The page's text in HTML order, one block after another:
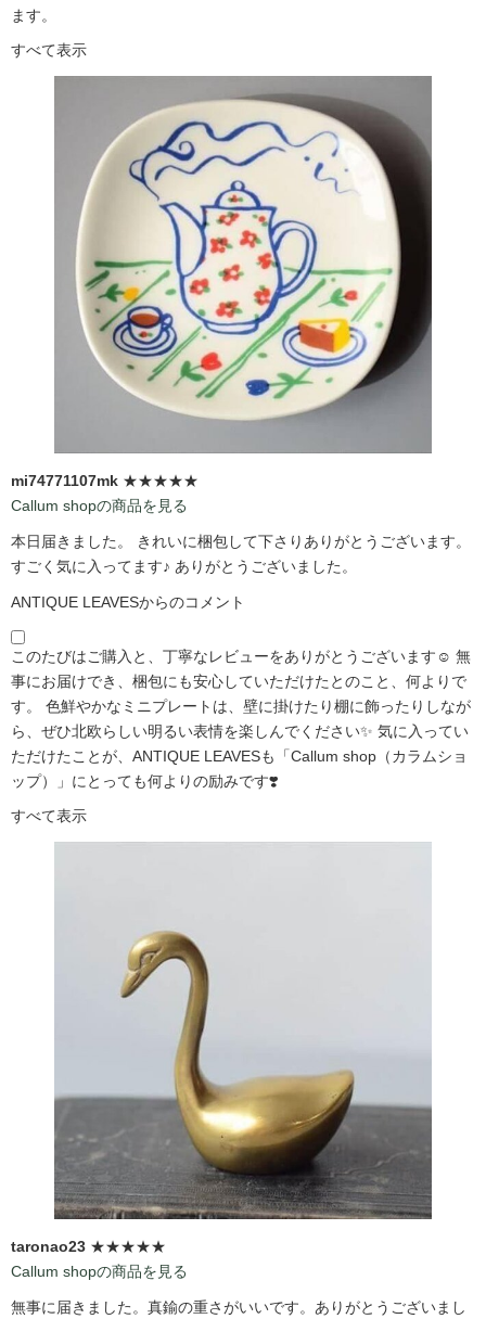
ます。
すべて表示
mi74771107mk ★★★★★
Callum shopの商品を見る
本日届きました。 きれいに梱包して下さりありがとうございます。
すごく気に入ってます♪ ありがとうございました。
ANTIQUE LEAVESからのコメント
このたびはご購入と、丁寧なレビューをありがとうございます☺️ 無
事にお届けでき、梱包にも安心していただけたとのこと、何よりで
す。 色鮮やかなミニプレートは、壁に掛けたり棚に飾ったりしなが
ら、ぜひ北欧らしい明るい表情を楽しんでください✨ 気に入ってい
ただけたことが、ANTIQUE LEAVESも「Callum shop（カラムショ
ップ）」にとっても何よりの励みです❣️
すべて表示
taronao23 ★★★★★
Callum shopの商品を見る
無事に届きました。真鍮の重さがいいです。ありがとうございまし